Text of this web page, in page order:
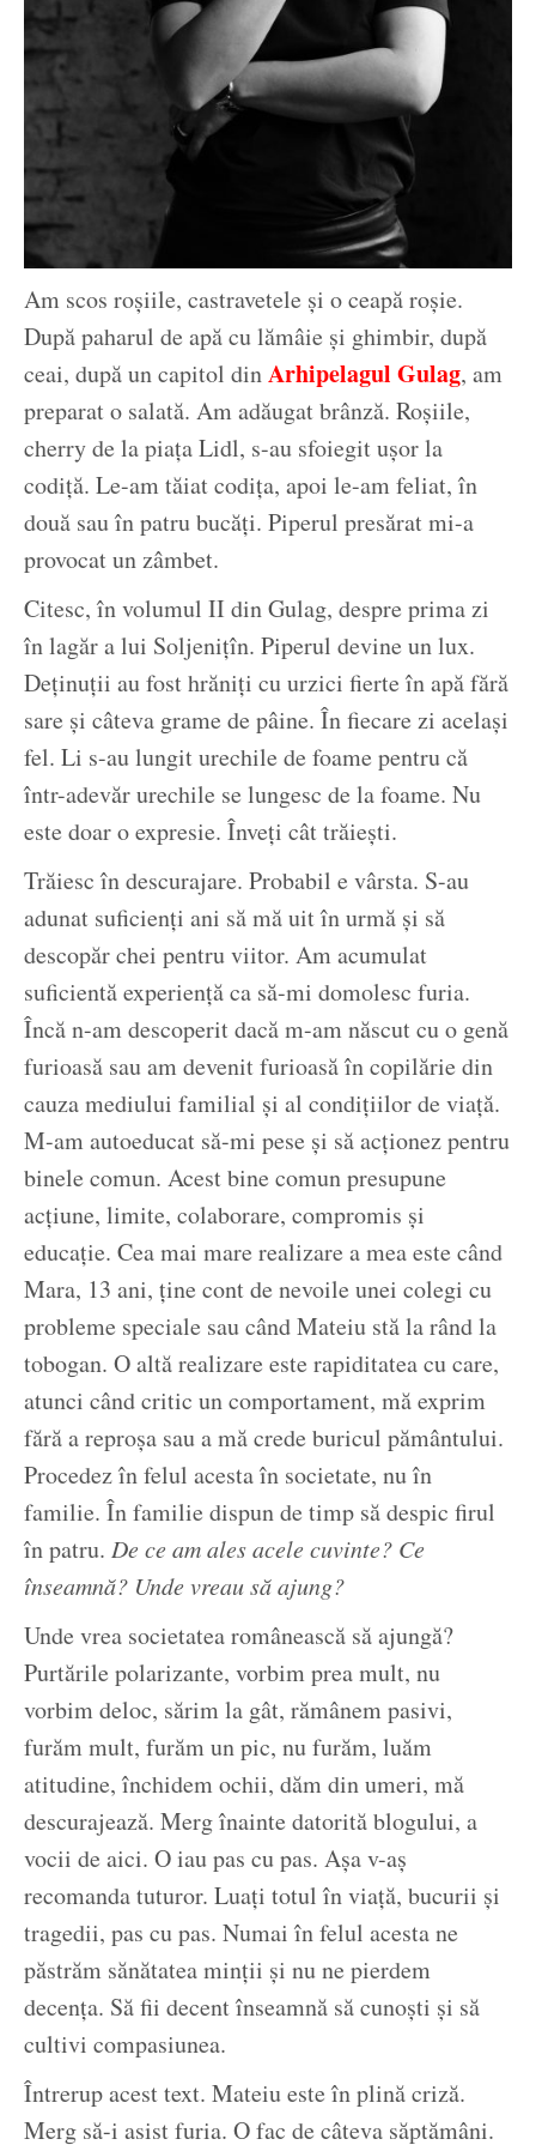
Am scos roșiile, castravetele și o ceapă roșie.
După paharul de apă cu lămâie și ghimbir, după
ceai, după un capitol dinArhipelagul Gulag, am
preparat o salată. Am adăugat brânză. Roșiile,
cherry de la piața Lidl, s-au sfoiegit ușor la
codiță. Le-am tăiat codița, apoi le-am feliat, în
două sau în patru bucăți. Piperul presărat mi-a
provocat un zâmbet.
Citesc, în volumul II din Gulag, despre prima zi
în lagăr a lui Soljenițîn. Piperul devine un lux.
Deținuții au fost hrăniți cu urzici fierte în apă fără
sare și câteva grame de pâine. În fiecare zi același
fel. Li s-au lungit urechile de foame pentru că
într-adevăr urechile se lungesc de la foame. Nu
este doar o expresie. Înveți cât trăiești.
Trăiesc în descurajare. Probabil e vârsta. S-au
adunat suficienți ani să mă uit în urmă și să
descopăr chei pentru viitor. Am acumulat
suficientă experiență ca să-mi domolesc furia.
Încă n-am descoperit dacă m-am născut cu o genă
furioasă sau am devenit furioasă în copilărie din
cauza mediului familial și al condițiilor de viață.
M-am autoeducat să-mi pese și să acționez pentru
binele comun. Acest bine comun presupune
acțiune, limite, colaborare, compromis și
educație. Cea mai mare realizare a mea este când
Mara, 13 ani, ține cont de nevoile unei colegi cu
probleme speciale sau când Mateiu stă la rând la
tobogan. O altă realizare este rapiditatea cu care,
atunci când critic un comportament, mă exprim
fără a reproșa sau a mă crede buricul pământului.
Procedez în felul acesta în societate, nu în
familie. În familie dispun de timp să despic firul
în patru. De ce am ales acele cuvinte? Ce
înseamnă? Unde vreau să ajung?
Unde vrea societatea românească să ajungă?
Purtările polarizante, vorbim prea mult, nu
vorbim deloc, sărim la gât, rămânem pasivi,
furăm mult, furăm un pic, nu furăm, luăm
atitudine, închidem ochii, dăm din umeri, mă
descurajează. Merg înainte datorită blogului, a
vocii de aici. O iau pas cu pas. Așa v-aș
recomanda tuturor. Luați totul în viață, bucurii și
tragedii, pas cu pas. Numai în felul acesta ne
păstrăm sănătatea minții și nu ne pierdem
decența. Să fii decent înseamnă să cunoști și să
cultivi compasiunea.
Întrerup acest text. Mateiu este în plină criză.
Merg să-i asist furia. O fac de câteva săptămâni.